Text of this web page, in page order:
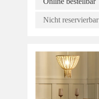
Nicht reservierbar